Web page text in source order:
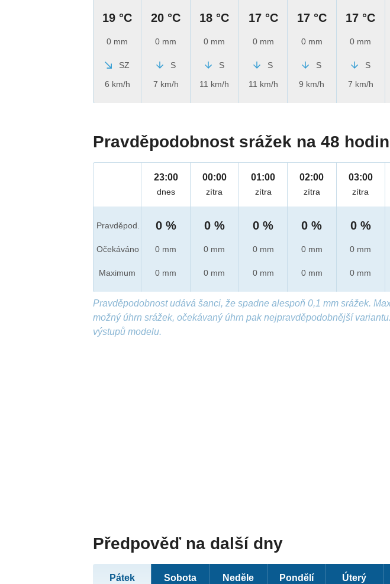
19 °C
0 mm
SZ
6 km/h
20 °C
0 mm
S
7 km/h
18 °C
0 mm
S
11 km/h
17 °C
0 mm
S
11 km/h
17 °C
0 mm
S
9 km/h
17 °C
0 mm
S
7 km/h
Pravděpodobnost srážek na 48 hodin
Pravděpod.
Očekáváno
Maximum
23:00
dnes
0 %
0 mm
0 mm
00:00
zítra
0 %
0 mm
0 mm
01:00
zítra
0 %
0 mm
0 mm
02:00
zítra
0 %
0 mm
0 mm
03:00
zítra
0 %
0 mm
0 mm
Pravděpodobnost udává šanci, že spadne alespoň 0,1 mm srážek.
možný úhrn srážek, očekávaný úhrn pak nejpravděpodobnější
výstupů modelu.
Předpověď na další dny
Pátek Sobota Neděle Pondělí Úterý